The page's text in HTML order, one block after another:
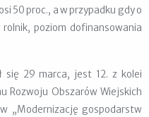
50 proc., a w przypadku gdy o
poziom dofinansowania
się 29 marca, jest 12. z kolei
Rozwoju Obszarów Wiejskich
„Modernizację gospodarstw